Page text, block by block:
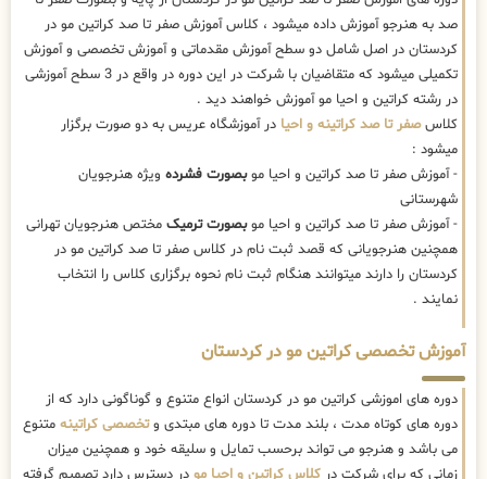
صد به هنرجو آموزش داده میشود ، کلاس آموزش صفر تا صد کراتین مو در
کردستان در اصل شامل دو سطح آموزش مقدماتی و آموزش تخصصی و آموزش
تکمیلی میشود که متقاضیان با شرکت در این دوره در واقع در 3 سطح آموزشی
در رشته کراتین و احیا مو آموزش خواهند دید .
کلاسصفر تا صد کراتینه و احیا در آموزشگاه عریس به دو صورت برگزار
میشود :
- آموزش صفر تا صد کراتین و احیا موبصورت فشرده ویژه هنرجویان
شهرستانی
- آموزش صفر تا صد کراتین و احیا موبصورت ترمیک مختص هنرجویان تهرانی
همچنین هنرجویانی که قصد ثبت نام در کلاس صفر تا صد کراتین مو در
کردستان را دارند میتوانند هنگام ثبت نام نحوه برگزاری کلاس را انتخاب
نمایند .
آموزش تخصصی کراتین مو در کردستان
دوره های اموزشی کراتین مو در کردستان انواع متنوع و گوناگونی دارد که از
دوره های کوتاه مدت ، بلند مدت تا دوره های مبتدی وتخصصی کراتینه متنوع
می باشد و هنرجو می تواند برحسب تمایل و سلیقه خود و همچنین میزان
زمانی که برای شرکت در کلاس کراتین و احیا مو در دسترس دارد تصمیم گرفته